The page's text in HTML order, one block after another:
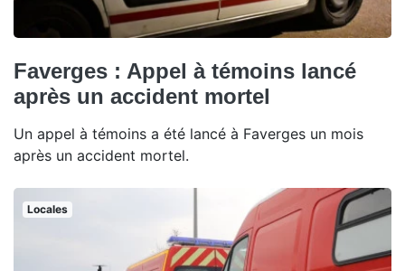
Faverges : Appel à témoins lancé
après un accident mortel
Un appel à témoins a été lancé à Faverges un mois
après un accident mortel.
Locales